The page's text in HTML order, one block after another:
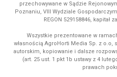
przechowywane w Sądzie
Poznaniu, VIII Wydziale
REGON 529158846, kapitał
Wszystkie prezentowane w
własnością AgroHorti Media Sp. z
autorskim, kopiowanie i dalsze
(art. 25 ust. 1 pkt 1b ustawy z 4
prawach